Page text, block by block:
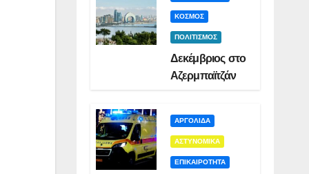
ΚΟΣΜΟΣ
ΠΟΛΙΤΙΣΜΟΣ
Δεκέμβριος στο
Αζερμπαϊτζάν
ΑΡΓΟΛΙΔΑ
ΑΣΤΥΝΟΜΙΚΑ
ΕΠΙΚΑΙΡΟΤΗΤΑ